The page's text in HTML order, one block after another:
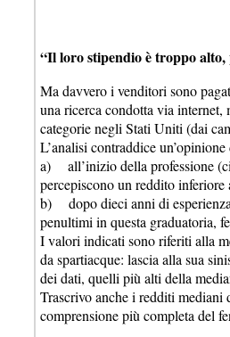
“Il loro stipendio è troppo
Ma davvero i venditori sono
una ricerca condotta via
categorie negli Stati Uniti (dai
L’analisi contraddice
a) all’inizio della professione
percepiscono un reddito
b) dopo dieci anni di
penultimi in questa graduatoria,
I valori indicati sono riferiti alla
da spartiacque: lascia alla sua
dei dati, quelli più alti della
Trascrivo anche i redditi mediani
comprensione più completa del